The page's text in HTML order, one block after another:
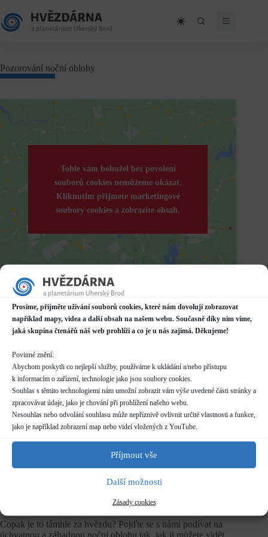
Prosíme, přijměte užívání souborů cookies, které nám dovolují zobrazovat
například mapy, videa a další obsah na našem webu. Současně díky nim víme,
jaká skupina čtenářů náš web prohlíží a co je u nás zajímá. Děkujeme!
Povinné znění:
Abychom poskytli co nejlepší služby, používáme k ukládání a/nebo přístupu
k informacím o zařízení, technologie jako jsou soubory cookies.
Souhlas s těmito technologiemi nám umožní zobrazit vám výše uvedené části stránky a
zpracovávat údaje, jako je chování při prohlížení našeho webu.
Nesouhlas nebo odvolání souhlasu může nepříznivě ovlivnit určité vlastnosti a funkce,
jako je například zobrazení map nebo videí vložených z YouTube.
Příjmout vše
Další možnosti
Zásady cookies
to
content
Pozorování noční oblohy
Tohle vám bohužel bez povolení
souborů cookies nemůžeme ukázat.
Kliknutím přijmete marketingové
soubory cookies a zobrazíte obsah.
Datum / čas
06.01.2023
18:00 - 21:00
Hvězdárna
Prakšická 2222, Uherský Brod
Další informace o dostupnosti a parkování
Kategorie
Pravidelné akce
Rezervace
Copak je to támhle za hvězdu? Pojďte se s námi podívat na
úchvatnou a záhadnou noční oblohu tak, jak ji můžete vidět